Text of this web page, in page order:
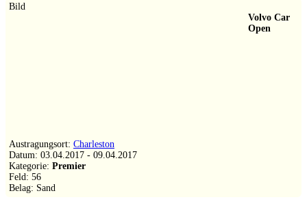
Bild
Volvo Car
Open
Austragungsort: Charleston
Datum: 03.04.2017 - 09.04.2017
Kategorie: Premier
Feld: 56
Belag: Sand